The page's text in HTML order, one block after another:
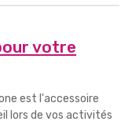
votre
est l'accessoire
lors de vos activités